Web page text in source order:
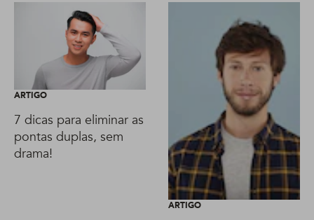
ARTIGO
7 dicas para eliminar as
pontas duplas, sem
drama!
ARTIGO